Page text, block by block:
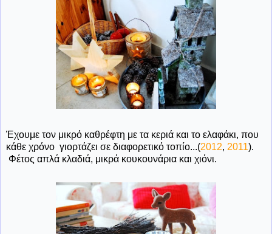
Έχουμε τον μικρό καθρέφτη με τα κεριά και το ελαφάκι, που
κάθε χρόνο γιορτάζει σε διαφορετικό τοπίο...(2012, 2011).
Φέτος απλά κλαδιά, μικρά κουκουνάρια και χιόνι.